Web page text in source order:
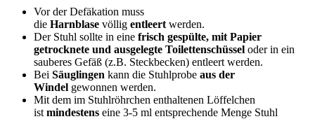
Vor der Defäkation muss
die Harnblase völlig entleert werden.
Der Stuhl sollte in eine frisch gespülte, mit Papier
getrocknete und ausgelegte Toilettenschüssel oder in ein
sauberes Gefäß (z.B. Steckbecken) entleert werden.
Bei Säuglingen kann die Stuhlprobe aus der
Windel gewonnen werden.
Mit dem im Stuhlröhrchen enthaltenen Löffelchen
ist mindestens eine 3-5 ml entsprechende Menge Stuhl